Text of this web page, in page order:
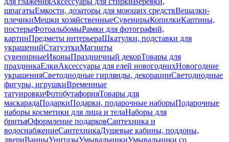
шпагатыЕмкости, дозаторы для моющих средствВешалки-
плечикиМешки хозяйственныеСувенирыКопилкиКартины,
постерыФотоальбомыРамки для фотографий,
картинПредметы интерьераШкатулки, подставки для
украшенийСтатуэткиМагниты
сувенирныеИконыПраздничный декорТовары для
праздникаЕлкиАксессуары для елей новогоднихНовогодние
украшенияСветодиодные гирлянды, декорацииСветодиодные
фигуры, игрушкиВременные
татуировкиФотобутафорияТовары для
маскарадаПодаркиПодарки, подарочные наборыПодарочные
наборы косметики для лица и телаНаборы для
бритьяОформление подарковСантехника и
водоснабжениеСантехникаДушевые кабины, поддоны,
двериВанныУнитазыУмывальникиУмывальники со